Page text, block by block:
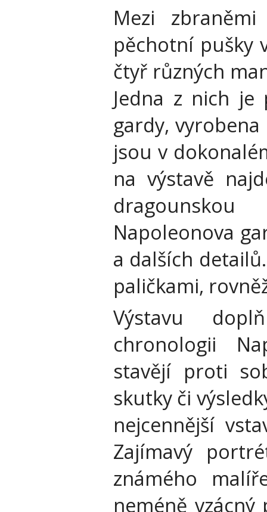
Mezi
pěchotní pušky
čtyř různých
Jedna z nich je
gardy,
jsou v
na výstavě
Napoleonova
a dalších
paličkami,
Výstavu
chronologii
stavějí proti
skutky či
nejcennější
Zajímavý
známého
neméně